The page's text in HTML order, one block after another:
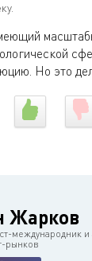
Но это
Жарков
международник и
рынков